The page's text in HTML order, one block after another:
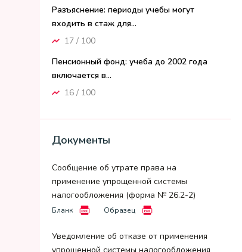
Разъяснение: периоды учебы могут
входить в стаж для...
17 / 100
Пенсионный фонд: учеба до 2002 года
включается в...
16 / 100
Документы
Сообщение об утрате права на
применение упрощенной системы
налогообложения (форма № 26.2-2)
Бланк Образец
Уведомление об отказе от применения